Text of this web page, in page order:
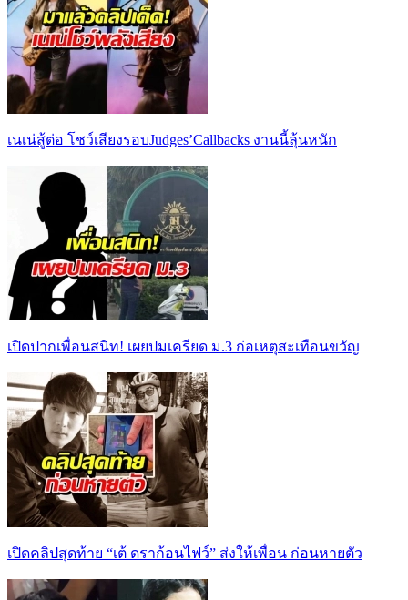
เนเน่สู้ต่อ โชว์เสียงรอบJudges’Callbacks งานนี้ลุ้นหนัก
เปิดปากเพื่อนสนิท! เผยปมเครียด ม.3 ก่อเหตุสะเทือนขวัญ
เปิดคลิปสุดท้าย “เต้ ดราก้อนไฟว์” ส่งให้เพื่อน ก่อนหายตัว